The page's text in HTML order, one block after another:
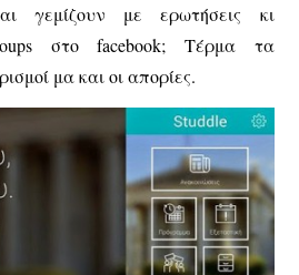
γεμίζουν με ερωτήσεις κι
στο facebook; Τέρμα τα
μα και οι απορίες.